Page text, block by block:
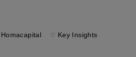
Homacapital
Key Insights